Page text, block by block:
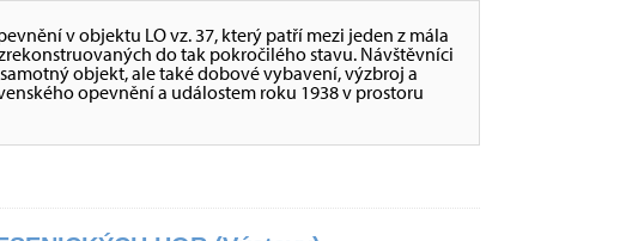
v objektu LO vz. 37, který patří mezi jeden z mála
do tak pokročilého stavu. Návštěvníci
objekt, ale také dobové vybavení, výzbroj a
opevnění a událostem roku 1938 v prostoru